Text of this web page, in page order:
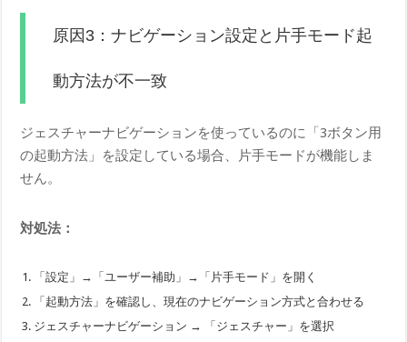
原因3：ナビゲーション設定と片手モード起
動方法が不一致
ジェスチャーナビゲーションを使っているのに「3ボタン用
の起動方法」を設定している場合、片手モードが機能しま
せん。
対処法：
「設定」→「ユーザー補助」→「片手モード」を開く
「起動方法」を確認し、現在のナビゲーション方式と合わせる
ジェスチャーナビゲーション → 「ジェスチャー」を選択